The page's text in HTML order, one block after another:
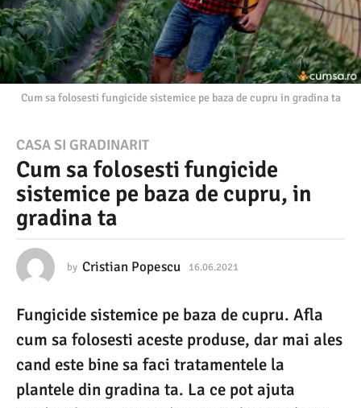
Cum sa folosesti fungicide sistemice pe baza de cupru in gradina ta
1
6
.
0
.
0
2
1
1
CASA SI GRADINARIT
Cum sa folosesti fungicide
sistemice pe baza de cupru, in
gradina ta
by Cristian Popescu 16.06.2021
0
.
2
0
2
1
Fungicide sistemice pe baza de cupru. Afla
cum sa folosesti aceste produse, dar mai ales
cand este bine sa faci tratamentele la
plantele din gradina ta. La ce pot ajuta